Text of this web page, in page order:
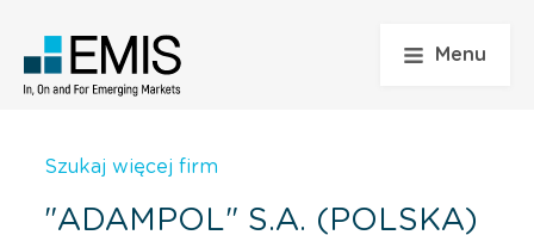
Menu
Szukaj więcej firm
"ADAMPOL" S.A. (POLSKA)